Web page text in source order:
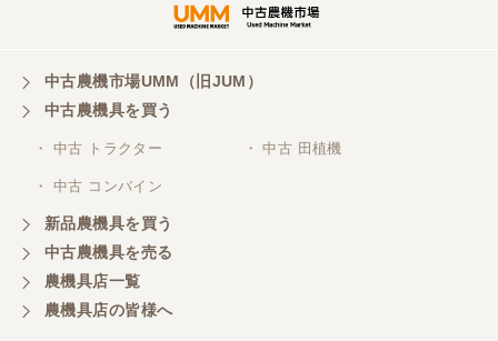
中古農機市場UMM（旧JUM）
中古農機具を買う
・ 中古 トラクター ・ 中古 田植機
・ 中古 コンバイン
新品農機具を買う
中古農機具を売る
農機具店一覧
農機具店の皆様へ